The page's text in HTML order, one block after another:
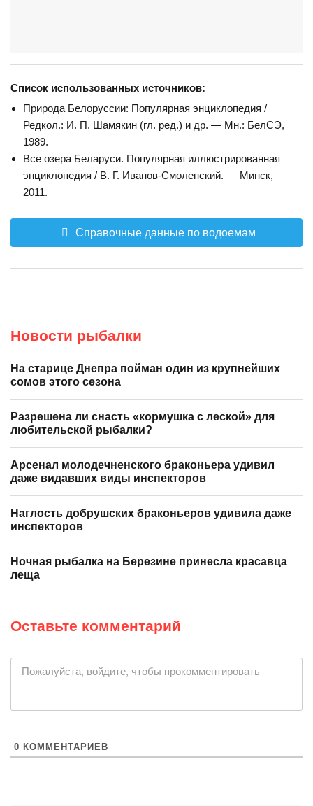
Список использованных источников:
Природа Белоруссии: Популярная энциклопедия /
Редкол.: И. П. Шамякин (гл. ред.) и др. — Мн.: БелСЭ,
1989.
Все озера Беларуси. Популярная иллюстрированная
энциклопедия / В. Г. Иванов-Смоленский. — Минск,
2011.
Справочные данные по водоемам
Новости рыбалки
На старице Днепра пойман один из крупнейших
сомов этого сезона
Разрешена ли снасть «кормушка с леской» для
любительской рыбалки?
Арсенал молодечненского браконьера удивил
даже видавших виды инспекторов
Наглость добрушских браконьеров удивила даже
инспекторов
Ночная рыбалка на Березине принесла красавца
леща
Оставьте комментарий
Пожалуйста, войдите, чтобы прокомментировать
0 КОММЕНТАРИЕВ